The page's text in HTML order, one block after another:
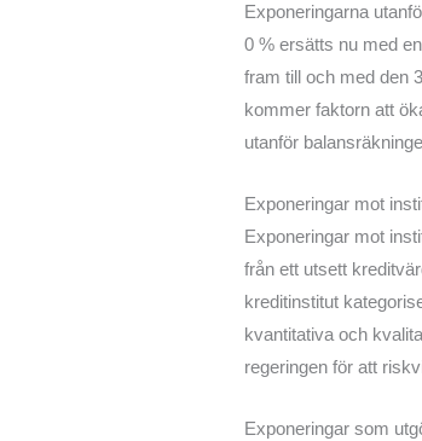
Exponeringarna
0 % ersätts nu med
fram till och med den
kommer faktorn att
utanför
Exponeringar mot
Exponeringar mot
från ett utsett
kreditinstitut
kvantitativa och
regeringen för att
Exponeringar som